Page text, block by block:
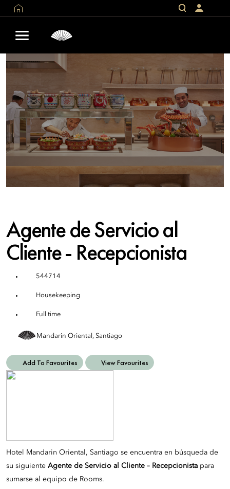
Agente de Servicio al
Cliente - Recepcionista
544714
Housekeeping
Full time
Mandarin Oriental, Santiago
Add To Favourites View Favourites
Hotel Mandarin Oriental, Santiago se encuentra en búsqueda de
su siguiente Agente de Servicio al Cliente – Recepcionista para
sumarse al equipo de Rooms.